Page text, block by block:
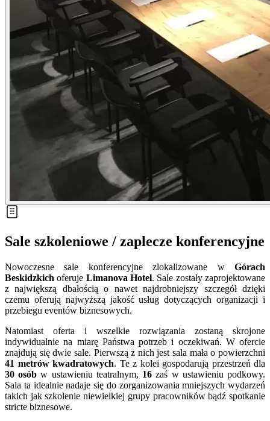
Sale szkoleniowe / zaplecze konferencyjne
Nowoczesne sale konferencyjne zlokalizowane w Górach
Beskidzkich oferuje Limanova Hotel. Sale zostały zaprojektowane
z największą dbałością o nawet najdrobniejszy szczegół dzięki
czemu oferują najwyższą jakość usług dotyczących organizacji i
przebiegu eventów biznesowych.
Natomiast oferta i wszelkie rozwiązania zostaną skrojone
indywidualnie na miarę Państwa potrzeb i oczekiwań. W ofercie
znajdują się dwie sale. Pierwszą z nich jest sala mała o powierzchni
41 metrów kwadratowych. Te z kolei gospodarują przestrzeń dla
30 osób w ustawieniu teatralnym, 16zaś w ustawieniu podkowy.
Sala ta idealnie nadaje się do zorganizowania mniejszych wydarzeń
takich jak szkolenie niewielkiej grupy pracowników bądź spotkanie
stricte biznesowe.